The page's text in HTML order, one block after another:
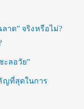
าด” จริงหรือไม่?
ลอวัย”
ญที่สุดในการ